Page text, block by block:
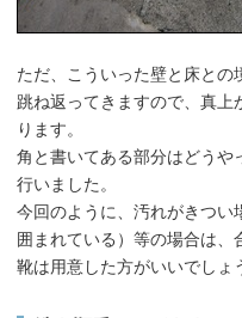
ただ、こういった壁と床との
跳ね返ってきますので、真上
ります。
角と書いてある部分はどうや
行いました。
今回のように、汚れがきつい
囲まれている）等の場合は
靴は用意した方がいいでしょ